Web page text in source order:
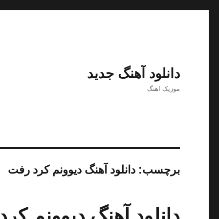
دانلود آهنگ جدید
موزیک اهنگ
برچسب:دانلود آهنگ دیوونم کرد رفت